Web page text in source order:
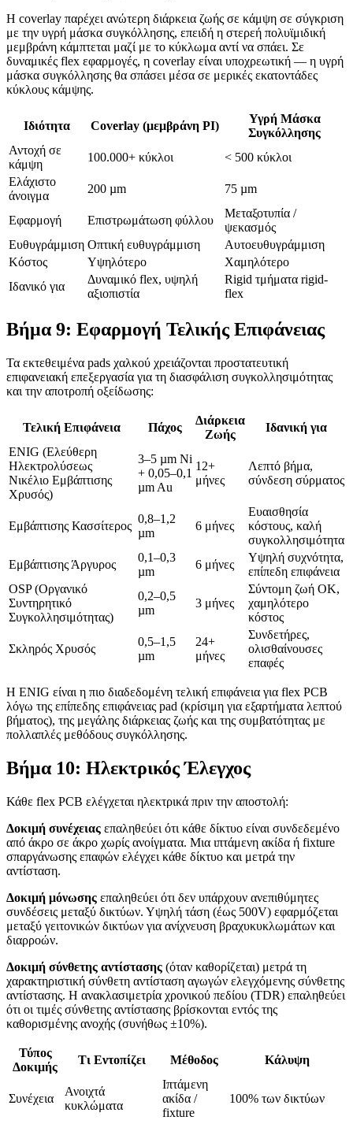
Η coverlay παρέχει ανώτερη διάρκεια ζωής σε κάμψη σε σύγκριση
με την υγρή μάσκα συγκόλλησης, επειδή η στερεή πολυϊμιδική
μεμβράνη κάμπτεται μαζί με το κύκλωμα αντί να σπάει. Σε
δυναμικές flex εφαρμογές, η coverlay είναι υποχρεωτική — η υγρή
μάσκα συγκόλλησης θα σπάσει μέσα σε μερικές εκατοντάδες
κύκλους κάμψης.
Ιδιότητα Coverlay (μεμβράνη PI)
Υγρή Μάσκα
Συγκόλλησης
Αντοχή σε
κάμψη
100.000+ κύκλοι
< 500 κύκλοι
Ελάχιστο
άνοιγμα
200 µm 75 µm
Εφαρμογή Επιστρωμάτωση φύλλου
Μεταξοτυπία /
ψεκασμός
Ευθυγράμμιση Οπτική ευθυγράμμιση
Αυτοευθυγράμμιση
Κόστος
Υψηλότερο
Χαμηλότερο
Ιδανικό για
Δυναμικό flex, υψηλή
αξιοπιστία
Rigid τμήματα rigid-
flex
Βήμα 9: Εφαρμογή Τελικής Επιφάνειας
Τα εκτεθειμένα pads χαλκού χρειάζονται προστατευτική
επιφανειακή επεξεργασία για τη διασφάλιση συγκολλησιμότητας
και την αποτροπή οξείδωσης:
Τελική Επιφάνεια Πάχος
Διάρκεια
Ζωής
Ιδανική για
ENIG (Ελεύθερη
Ηλεκτρολύσεως
Νικέλιο Εμβάπτισης
Χρυσός)
3–5 µm Ni
+ 0,05–0,1
µm Au
12+
μήνες
Λεπτό βήμα,
σύνδεση σύρματος
Εμβάπτισης Κασσίτερος
0,8–1,2
µm
6 μήνες
Ευαισθησία
κόστους, καλή
συγκολλησιμότητα
Εμβάπτισης Άργυρος
0,1–0,3
µm
6 μήνες
Υψηλή συχνότητα,
επίπεδη επιφάνεια
OSP (Οργανικό
Συντηρητικό
Συγκολλησιμότητας)
0,2–0,5
µm
3 μήνες
Σύντομη ζωή OK,
χαμηλότερο
κόστος
Σκληρός Χρυσός
0,5–1,5
µm
24+
μήνες
Συνδετήρες,
ολισθαίνουσες
επαφές
Η ENIG είναι η πιο διαδεδομένη τελική επιφάνεια για flex PCB
λόγω της επίπεδης επιφάνειας pad (κρίσιμη για εξαρτήματα λεπτού
βήματος), της μεγάλης διάρκειας ζωής και της συμβατότητας με
πολλαπλές μεθόδους συγκόλλησης.
Βήμα 10: Ηλεκτρικός Έλεγχος
Κάθε flex PCB ελέγχεται ηλεκτρικά πριν την αποστολή:
Δοκιμή συνέχειας επαληθεύει ότι κάθε δίκτυο είναι συνδεδεμένο
από άκρο σε άκρο χωρίς ανοίγματα. Μια ιπτάμενη ακίδα ή fixture
σπαργάνωσης επαφών ελέγχει κάθε δίκτυο και μετρά την
αντίσταση.
Δοκιμή μόνωσης επαληθεύει ότι δεν υπάρχουν ανεπιθύμητες
συνδέσεις μεταξύ δικτύων. Υψηλή τάση (έως 500V) εφαρμόζεται
μεταξύ γειτονικών δικτύων για ανίχνευση βραχυκυκλωμάτων και
διαρροών.
Δοκιμή σύνθετης αντίστασης (όταν καθορίζεται) μετρά τη
χαρακτηριστική σύνθετη αντίσταση αγωγών ελεγχόμενης σύνθετης
αντίστασης. Η ανακλασιμετρία χρονικού πεδίου (TDR) επαληθεύει
ότι οι τιμές σύνθετης αντίστασης βρίσκονται εντός της
καθορισμένης ανοχής (συνήθως ±10%).
Τύπος
Δοκιμής
Τι Εντοπίζει Μέθοδος Κάλυψη
Συνέχεια
Ανοιχτά
κυκλώματα
Ιπτάμενη
ακίδα /
fixture
100% των δικτύων